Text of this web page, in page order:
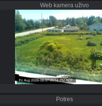
Web kamera uživo
Potres